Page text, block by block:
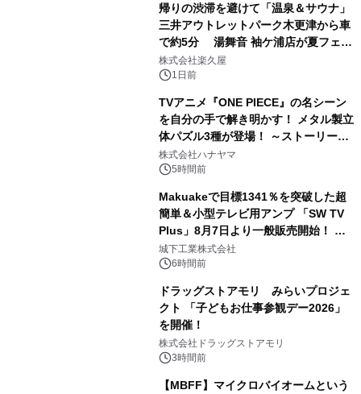
帰りの渋滞を避けて「温泉＆サウナ」
三井アウトレットパーク木更津から車
で約5分 湯舞音 袖ケ浦店が夏フェア
メニューを提供
株式会社楽久屋
1日前
TVアニメ『ONE PIECE』の名シーン
を自分の手で解き明かす！ メタル製立
体パズル3種が登場！ ～ストーリーと
ギミックが融合した 大人の体験型パズ
ルが8月7日(金)12時より先行予約受付
株式会社ハナヤマ
5時間前
Makuakeで目標1341％を突破した超
簡単＆小型テレビ用アンプ 「SW TV
Plus」8月7日より一般販売開始！ ケ
ーブル1本つなぐだけ、テレビの音が
ぐっと豊かに
城下工業株式会社
6時間前
ドラッグストアモリ みらいプロジェ
クト 「子どもお仕事参観デー2026」
を開催！
株式会社ドラッグストアモリ
3時間前
【MBFF】マイクロバイオームという